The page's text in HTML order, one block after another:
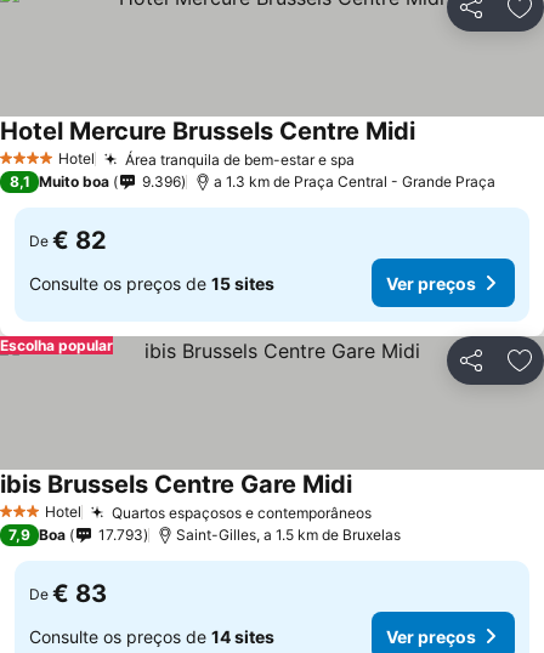
Partilhar
4 EstrelasHotel Área tranquila de bem-estar e spa
Hotel Mercure Brussels Centre Midi
8,1 Muito boa 9.396 a 1.3 km de Praça Central - Grande Praça
De € 82
Consulte os preços de 15 sites Ver preços
Partilhar
Escolha popular
3 EstrelasHotel Quartos espaçosos e contemporâneos
ibis Brussels Centre Gare Midi
7,9 Boa 17.793 Saint-Gilles, a 1.5 km de Bruxelas
De € 83
Consulte os preços de 14 sites Ver preços